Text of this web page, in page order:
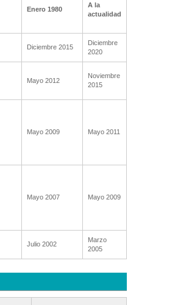
Enero 1980
A la
actualidad
Diciembre 2015
Diciembre
2020
Mayo 2012
Noviembre
2015
Mayo 2009 Mayo 2011
Mayo 2007 Mayo 2009
Julio 2002
Marzo
2005